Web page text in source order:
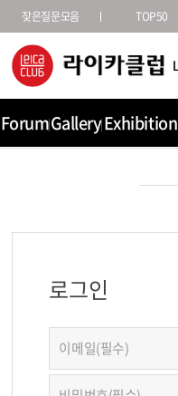
잦은질문모음 TOP50
ForumGalleryExhibition
로그인